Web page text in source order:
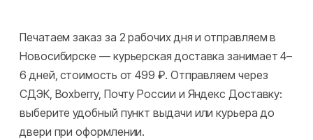
Печатаем заказ за 2 рабочих дня и отправляем в
Новосибирске — курьерская доставка занимает 4–
6 дней, стоимость от 499 ₽. Отправляем через
СДЭК, Boxberry, Почту России и Яндекс Доставку:
выберите удобный пункт выдачи или курьера до
двери при оформлении.